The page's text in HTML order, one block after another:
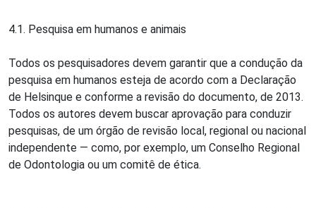
4.1. Pesquisa em humanos e animais
Todos os pesquisadores devem garantir que a condução da
pesquisa em humanos esteja de acordo com a Declaração
de Helsinque e conforme a revisão do documento, de 2013.
Todos os autores devem buscar aprovação para conduzir
pesquisas, de um órgão de revisão local, regional ou nacional
independente — como, por exemplo, um Conselho Regional
de Odontologia ou um comitê de ética.